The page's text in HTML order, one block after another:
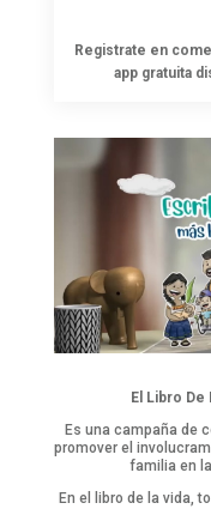
Registrate en
app gratuita
El Libro De
Es una campaña de
promover el
familia en
En el libro de la vida,